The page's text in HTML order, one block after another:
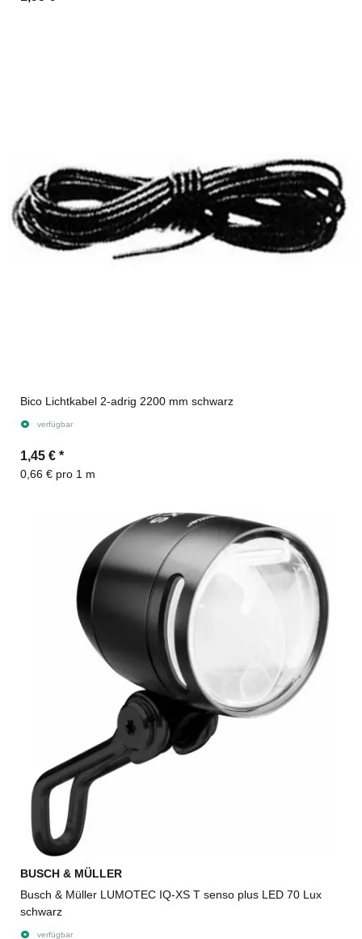
Bico Lichtkabel 2-adrig 2200 mm schwarz
verfügbar
1,45 € *
0,66 € pro 1 m
BUSCH & MÜLLER
Busch & Müller LUMOTEC IQ-XS T senso plus LED 70 Lux
schwarz
verfügbar